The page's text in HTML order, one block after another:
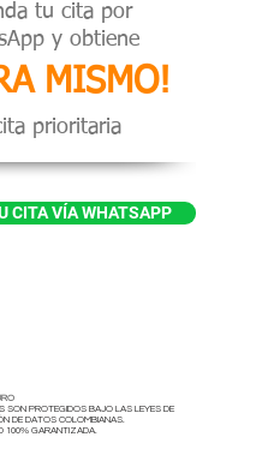
tu cita por
y obtiene
MISMO!
prioritaria
CITA VÍA WHATSAPP
SON PROTEGIDOS BAJO LAS LEYES DE
DE DATOS COLOMBIANAS.
100% GARANTIZADA.